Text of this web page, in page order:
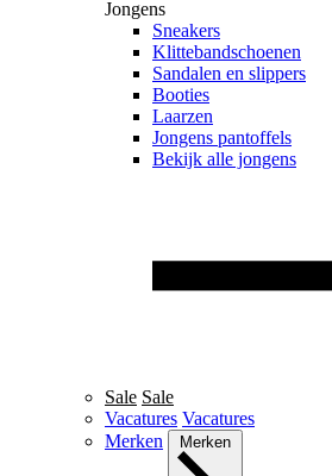
Jongens
Sneakers
Klittebandschoenen
Sandalen en slippers
Booties
Laarzen
Jongens pantoffels
Bekijk alle jongens
Sale Sale
Vacatures Vacatures
Merken
Merken